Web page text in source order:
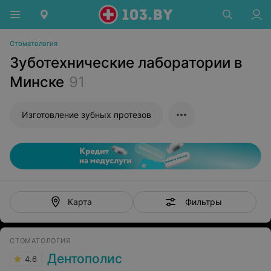
Стоматология
Зуботехнические лаборатории в
Минске 91
Изготовление зубных протезов
Карта Фильтры
СТОМАТОЛОГИЯ
4.6 Дентополис